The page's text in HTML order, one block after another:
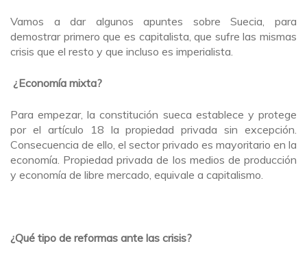
Vamos a dar algunos apuntes sobre Suecia, para
demostrar primero que es capitalista, que sufre las mismas
crisis que el resto y que incluso es imperialista.
¿Economía mixta?
Para empezar, la constitución sueca establece y protege
por el artículo 18 la propiedad privada sin excepción.
Consecuencia de ello, el sector privado es mayoritario en la
economía. Propiedad privada de los medios de producción
y economía de libre mercado, equivale a capitalismo.
¿Qué tipo de reformas ante las crisis?